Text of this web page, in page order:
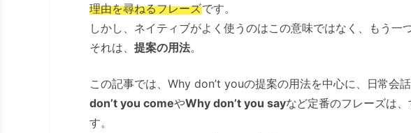
理由を尋ねるフレーズです。
しかし、ネイティブがよく使うのはこの意味ではなく、もう一
それは、 提案の用法。
この記事では、Why don’t youの提案の用法を中心に、日常会
don’t you comeやWhy don’t you sayなど定番のフレーズは
す。